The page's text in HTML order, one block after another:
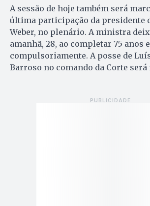
A sessão de hoje também será
última participação da presidente
Weber, no plenário. A ministra
amanhã, 28, ao completar 75 anos
compulsoriamente. A posse de
Barroso no comando da Corte será